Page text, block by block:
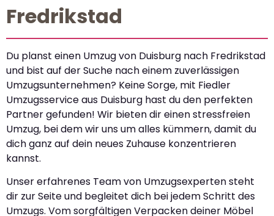
Fredrikstad
Du planst einen Umzug von Duisburg nach Fredrikstad
und bist auf der Suche nach einem zuverlässigen
Umzugsunternehmen? Keine Sorge, mit Fiedler
Umzugsservice aus Duisburg hast du den perfekten
Partner gefunden! Wir bieten dir einen stressfreien
Umzug, bei dem wir uns um alles kümmern, damit du
dich ganz auf dein neues Zuhause konzentrieren
kannst.
Unser erfahrenes Team von Umzugsexperten steht
dir zur Seite und begleitet dich bei jedem Schritt des
Umzugs. Vom sorgfältigen Verpacken deiner Möbel